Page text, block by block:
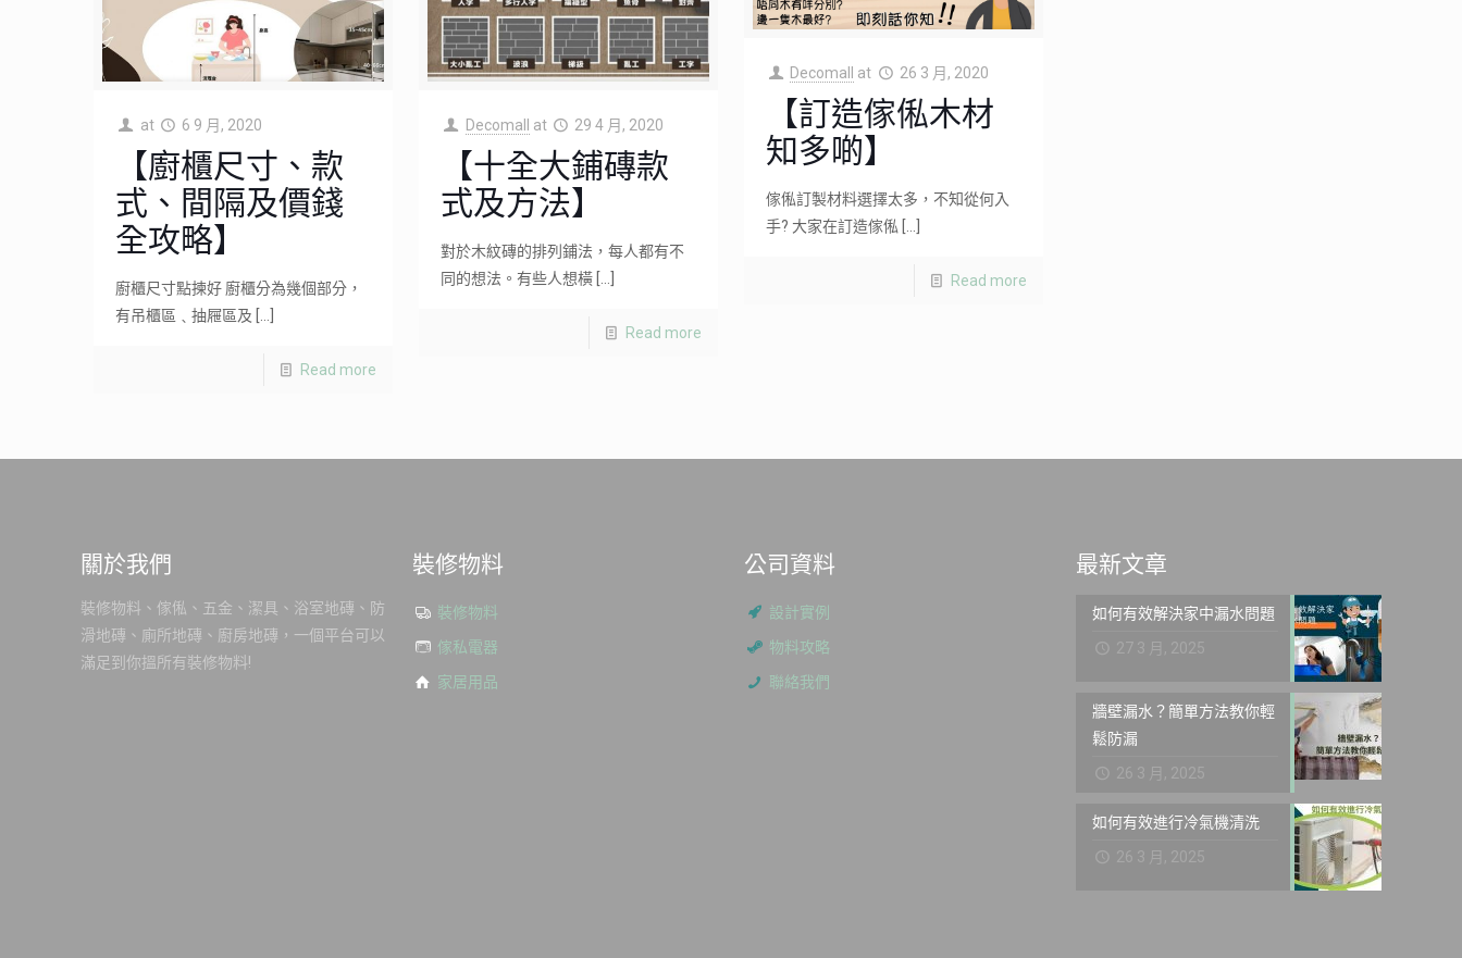
at 6 9 月, 2020
【廚櫃尺寸、款
式、間隔及價錢
全攻略】
廚櫃尺寸點揀好 廚櫃分為幾個部分，
有吊櫃區﹑抽屜區及 […]
Read more
Decomall at 29 4 月, 2020
【十全大鋪磚款
式及方法】
對於木紋磚的排列鋪法，每人都有不
同的想法。有些人想橫[…]
Read more
Decomall at 26 3 月, 2020
【訂造傢俬木材
知多啲】
傢俬訂製材料選擇太多，不知從何入
手? 大家在訂造傢俬
Read more
關於我們
裝修物料、傢俬、五金、潔具、浴室地磚、防
滑地磚、廁所地磚、廚房地磚，一個平台可以
滿足到你搵所有裝修物料!
裝修物料
裝修物料
傢私電器
家居用品
公司資料
設計實例
物料攻略
聯絡我們
最新文章
如何有效解決家中漏水問題
27 3 月, 2025
牆壁漏水？簡單方法教你輕
鬆防漏
26 3 月, 2025
如何有效進行冷氣機清洗
26 3 月, 2025